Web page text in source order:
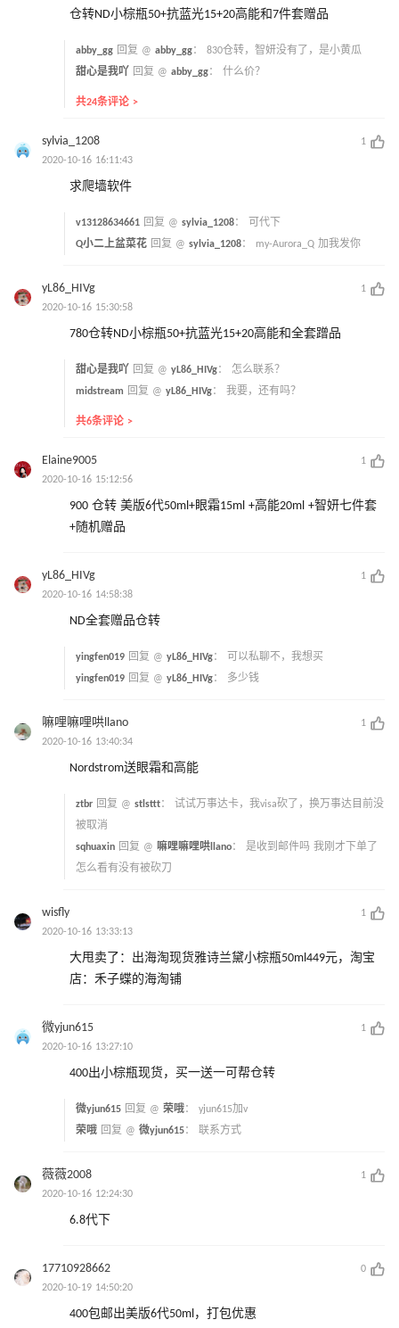
仓转ND小棕瓶50+抗蓝光15+20高能和7件套赠品
abby_gg 回复 @ abby_gg： 830仓转，智妍没有了，是小黄瓜
甜心是我吖
回复 @ abby_gg： 什么价？
共24条评论 >
sylvia_1208
1
2020-10-16 16:11:43
求爬墙软件
v13128634661 回复 @ sylvia_1208：
可代下
Q小二上盆菜花 回复 @ sylvia_1208： my-Aurora_Q 加我发你
yL86_HIVg
1
2020-10-16 15:30:58
780仓转ND小棕瓶50+抗蓝光15+20高能和全套蹭品
甜心是我吖 回复 @ yL86_HIVg： 怎么联系？
midstream 回复 @ yL86_HIVg： 我要，还有吗？
共6条评论 >
Elaine9005
1
2020-10-16 15:12:56
900 仓转 美版6代50ml+眼霜15ml +高能20ml +智妍七件套
+随机赠品
yL86_HIVg
1
2020-10-16 14:58:38
ND全套赠品仓转
yingfen019 回复 @ yL86_HIVg：
可以私聊不，我想买
yingfen019 回复 @ yL86_HIVg： 多少钱
嘛哩嘛哩哄llano
1
2020-10-16 13:40:34
Nordstrom送眼霜和高能
ztbr 回复 @ stlsttt： 试试万事达卡，我visa砍了，换万事达目前没
被取消
sqhuaxin 回复 @ 嘛哩嘛哩哄llano： 是收到邮件吗 我刚才下单了
怎么看有没有被砍刀
wisfly
1
2020-10-16 13:33:13
大甩卖了：出海淘现货雅诗兰黛小棕瓶50ml449元，淘宝
店：禾子蝶的海淘铺
微yjun615
1
2020-10-16 13:27:10
400出小棕瓶现货，买一送一可帮仓转
微yjun615 回复 @ 荣哦： yjun615加v
荣哦 回复 @ 微yjun615： 联系方式
薇薇2008
1
2020-10-16 12:24:30
6.8代下
17710928662
0
2020-10-19 14:50:20
400包邮出美版6代50ml，打包优惠